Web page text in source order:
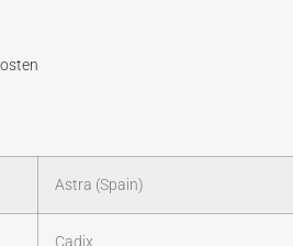
Astra (Spain)